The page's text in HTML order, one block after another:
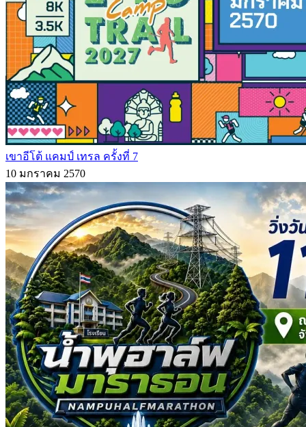
เขาอีโต้ แคมป์ เทรล ครั้งที่ 7
10 มกราคม 2570